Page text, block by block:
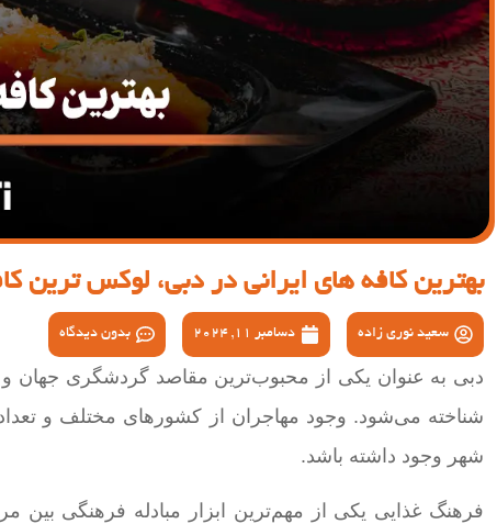
بهترین کافه های ایرانی در دبی، لوکس ترین
سعید نوری زاده دسامبر 11, 2024 بدون دیدگاه
دبی به عنوان یکی از محبوب‌ترین مقاصد گردشگری جهان و
شناخته می‌شود. وجود مهاجران از کشورهای مختلف و
شهر وجود داشته باشد.
فرهنگ غذایی یکی از مهم‌ترین ابزار مبادله فرهنگی